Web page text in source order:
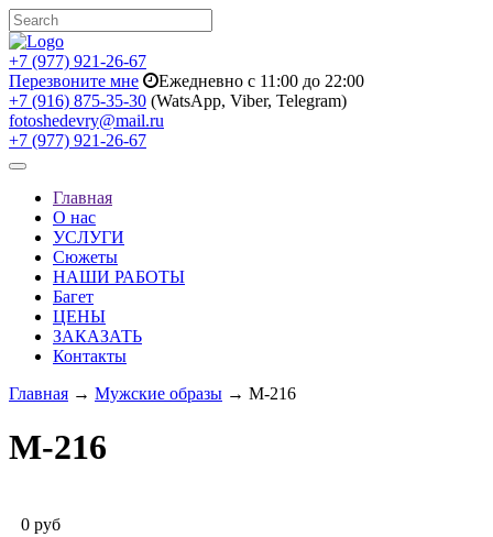
+7 (977) 921-26-67
Перезвоните мне
Ежедневно с 11:00 до 22:00
+7 (916) 875-35-30 (WatsApp, Viber, Telegram)
fotoshedevry@mail.ru
+7 (977) 921-26-67
Toggle
navigationГлавная
О нас
УСЛУГИ
Сюжеты
НАШИ РАБОТЫ
Багет
ЦЕНЫ
ЗАКАЗАТЬ
Контакты
Главная → Мужские образы → M-216
M-216
0 руб